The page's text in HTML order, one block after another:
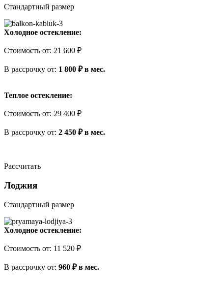
Стандартный размер
Холодное остекление:
Стоимость от: 21 600 ₽
В рассрочку от: 1 800 ₽ в мес.
Теплое остекление:
Стоимость от: 29 400 ₽
В рассрочку от: 2 450 ₽ в мес.
Рассчитать
Лоджия
Стандартный размер
Холодное остекление:
Стоимость от: 11 520 ₽
В рассрочку от: 960 ₽ в мес.